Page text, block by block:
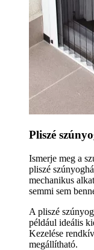
Pliszé
Ismerje meg a
pliszé
mechanikus
semmi sem
A pliszé
például ideális
Kezelése
megállítható.